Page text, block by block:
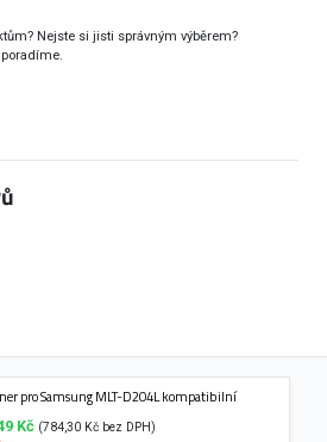
Nejste si jisti správným výběrem?
pro Samsung MLT-D204L kompatibilní
Kč (784,30 Kč bez DPH)